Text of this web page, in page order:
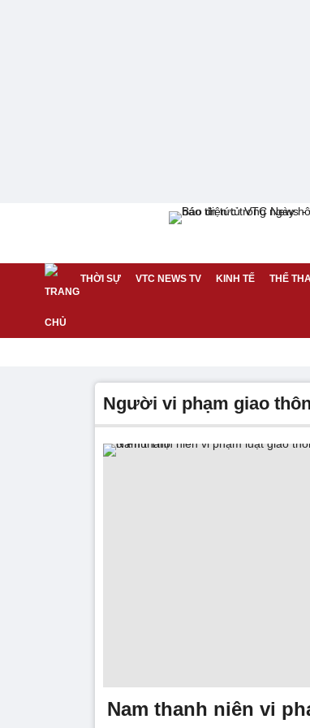
THỜI SỰ VTC NEWS TV KINH TẾ THỂ
người vi phạm giao
Nam thanh niên vi